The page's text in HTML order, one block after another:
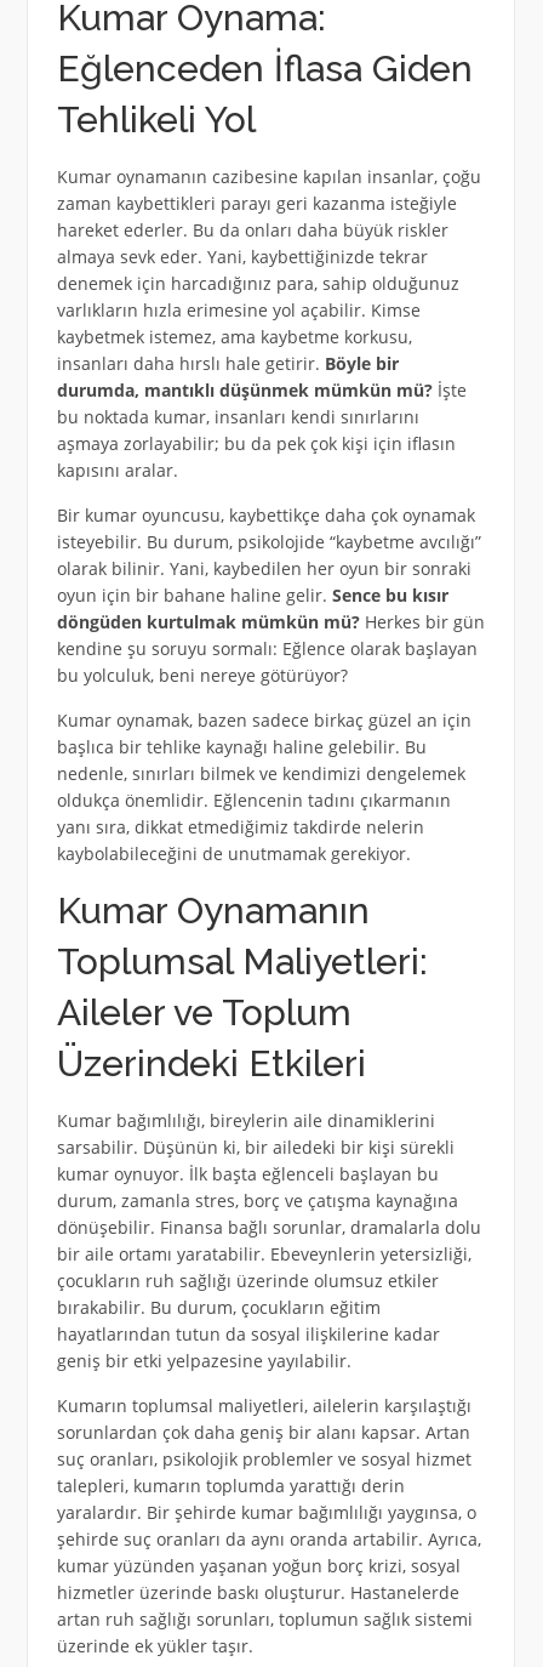
Kumar Oynama:
Eğlenceden İflasa Giden
Tehlikeli Yol
Kumar oynamanın cazibesine kapılan insanlar, çoğu
zaman kaybettikleri parayı geri kazanma isteğiyle
hareket ederler. Bu da onları daha büyük riskler
almaya sevk eder. Yani, kaybettiğinizde tekrar
denemek için harcadığınız para, sahip olduğunuz
varlıkların hızla erimesine yol açabilir. Kimse
kaybetmek istemez, ama kaybetme korkusu,
insanları daha hırslı hale getirir. Böyle bir
durumda, mantıklı düşünmek mümkün mü?İşte
bu noktada kumar, insanları kendi sınırlarını
aşmaya zorlayabilir; bu da pek çok kişi için iflasın
kapısını aralar.
Bir kumar oyuncusu, kaybettikçe daha çok oynamak
isteyebilir. Bu durum, psikolojide “kaybetme avcılığı”
olarak bilinir. Yani, kaybedilen her oyun bir sonraki
oyun için bir bahane haline gelir. Sence bu kısır
döngüden kurtulmak mümkün mü?Herkes bir gün
kendine şu soruyu sormalı: Eğlence olarak başlayan
bu yolculuk, beni nereye götürüyor?
Kumar oynamak, bazen sadece birkaç güzel an için
başlıca bir tehlike kaynağı haline gelebilir. Bu
nedenle, sınırları bilmek ve kendimizi dengelemek
oldukça önemlidir. Eğlencenin tadını çıkarmanın
yanı sıra, dikkat etmediğimiz takdirde nelerin
kaybolabileceğini de unutmamak gerekiyor.
Kumar Oynamanın
Toplumsal Maliyetleri:
Aileler ve Toplum
Üzerindeki Etkileri
Kumar bağımlılığı, bireylerin aile dinamiklerini
sarsabilir. Düşünün ki, bir ailedeki bir kişi sürekli
kumar oynuyor. İlk başta eğlenceli başlayan bu
durum, zamanla stres, borç ve çatışma kaynağına
dönüşebilir. Finansa bağlı sorunlar, dramalarla dolu
bir aile ortamı yaratabilir. Ebeveynlerin yetersizliği,
çocukların ruh sağlığı üzerinde olumsuz etkiler
bırakabilir. Bu durum, çocukların eğitim
hayatlarından tutun da sosyal ilişkilerine kadar
geniş bir etki yelpazesine yayılabilir.
Kumarın toplumsal maliyetleri, ailelerin karşılaştığı
sorunlardan çok daha geniş bir alanı kapsar. Artan
suç oranları, psikolojik problemler ve sosyal hizmet
talepleri, kumarın toplumda yarattığı derin
yaralardır. Bir şehirde kumar bağımlılığı yaygınsa, o
şehirde suç oranları da aynı oranda artabilir. Ayrıca,
kumar yüzünden yaşanan yoğun borç krizi, sosyal
hizmetler üzerinde baskı oluşturur. Hastanelerde
artan ruh sağlığı sorunları, toplumun sağlık sistemi
üzerinde ek yükler taşır.